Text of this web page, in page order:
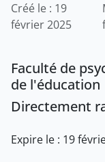
Créé le : 19
février 2025
Faculté de
de l'éducation
Directement
Expire le : 19